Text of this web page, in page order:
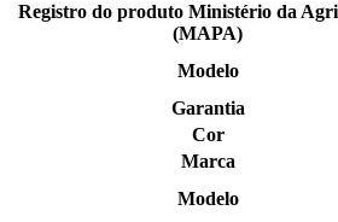
Registro do produto Ministério da
(MAPA)
Modelo
Garantia
Cor
Marca
Modelo